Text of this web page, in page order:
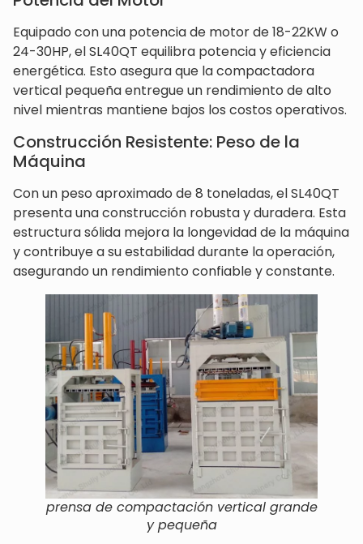
Equipado con una potencia de motor de 18-22KW o
24-30HP, el SL40QT equilibra potencia y eficiencia
energética. Esto asegura que la compactadora
vertical pequeña entregue un rendimiento de alto
nivel mientras mantiene bajos los costos operativos.
Construcción Resistente: Peso de la
Máquina
Con un peso aproximado de 8 toneladas, el SL40QT
presenta una construcción robusta y duradera. Esta
estructura sólida mejora la longevidad de la máquina
y contribuye a su estabilidad durante la operación,
asegurando un rendimiento confiable y constante.
prensa de compactación vertical grande
y pequeña